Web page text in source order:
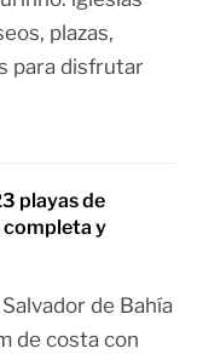
plazas,
para disfrutar
playas de
completa y
de Bahía
de costa con